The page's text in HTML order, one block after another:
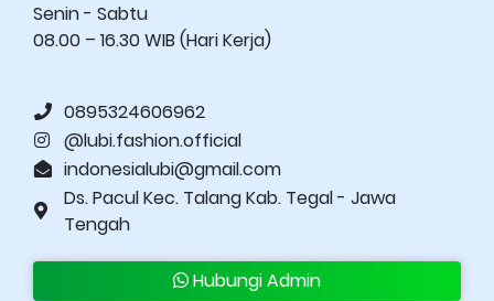
Senin - Sabtu
08.00 – 16.30 WIB (Hari Kerja)
0895324606962
@lubi.fashion.official
indonesialubi@gmail.com
Ds. Pacul Kec. Talang Kab. Tegal - Jawa
Tengah
Hubungi Admin